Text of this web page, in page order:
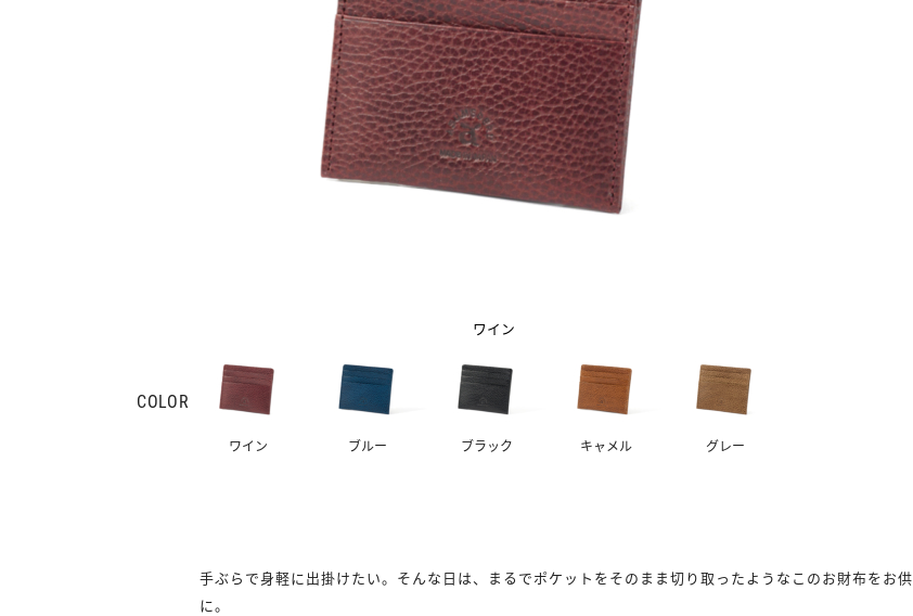
COLOR
ワイン ブルー ブラック キャメル グレー
ワイン
手ぶらで身軽に出掛けたい。そんな日は、まるでポケットをそのまま切り取ったようなこのお財布をお供
に。